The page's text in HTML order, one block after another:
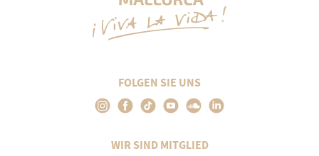
FOLGEN SIE UNS
WIR SIND MITGLIED